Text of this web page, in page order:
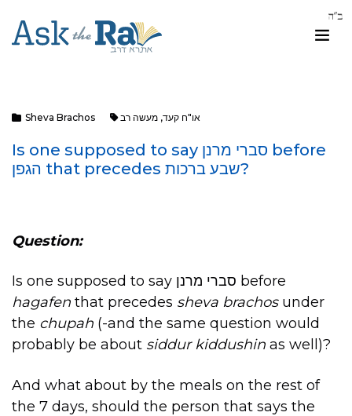
Sheva Brachos או"ח קעד, מעשה רב
Is one supposed to say סברי מרנן before
הגפן that precedes שבע ברכות?
Question:
Is one supposed to say סברי מרנן before
hagafen that precedes sheva brachosunder
the chupah (-and the same question would
probably be about siddur kiddushin as well)?
And what about by the meals on the rest of
the 7 days, should the person that says the